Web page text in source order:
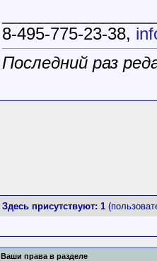
8-495-775-23-38,
Последний раз
Здесь присутствуют: 1
Ваши права в разделе